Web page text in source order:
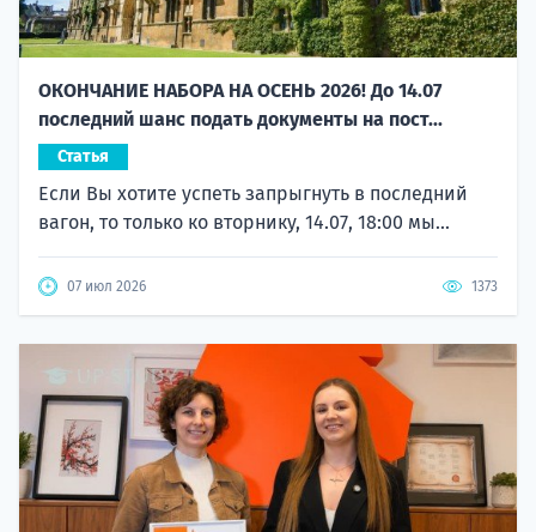
ОКОНЧАНИЕ НАБОРА НА ОСЕНЬ 2026! До 14.07
последний шанс подать документы на пост...
Статья
Если Вы хотите успеть запрыгнуть в последний
вагон, то только ко вторнику, 14.07, 18:00 мы...
07 июл 2026 1373